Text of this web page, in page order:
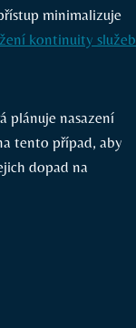
minimalizuje
kontinuity služeb
plánuje nasazení
tento případ, aby
dopad na